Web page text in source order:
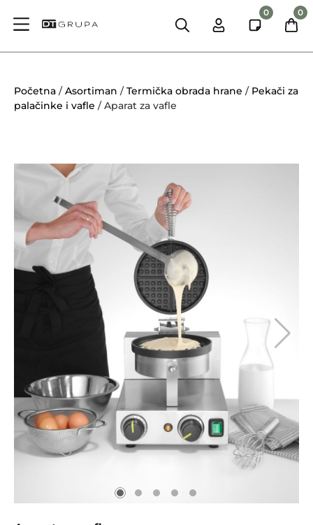
0 0
Početna /Asortiman /Termička obrada hrane / Pekači za
palačinke i vafle / Aparat za vafle